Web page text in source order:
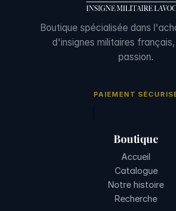
Boutique spécialisée dans
d'insignes militaires
passion.
PAIEMENT
Boutique
Accueil
Catalogue
Notre histoire
Recherche